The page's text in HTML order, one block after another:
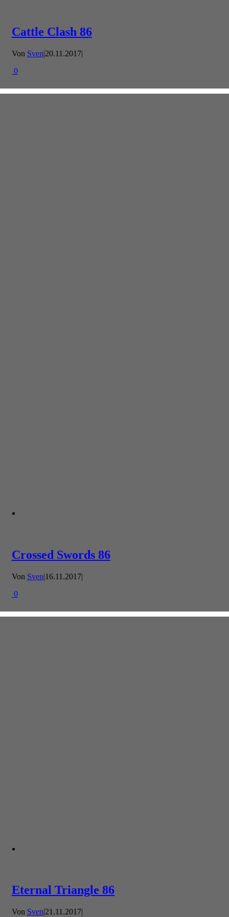
Cattle Clash 86
Von Sven|20.11.2017|
0
Crossed Swords 86
Von Sven|16.11.2017|
0
Eternal Triangle 86
Von Sven|21.11.2017|